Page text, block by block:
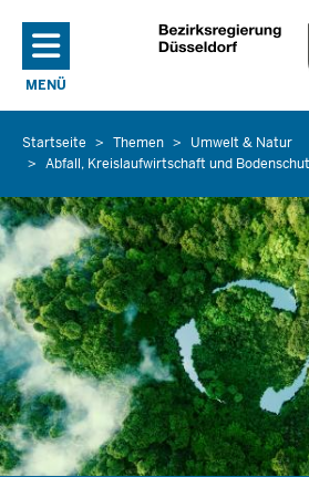
Direkt zum
MENÜ
NAVIGATION AKTIVIEREN/
Sie
befinden
sich
hier
Startseite Themen
Umwelt & Natur
Abfall, Kreislaufwirtschaft und